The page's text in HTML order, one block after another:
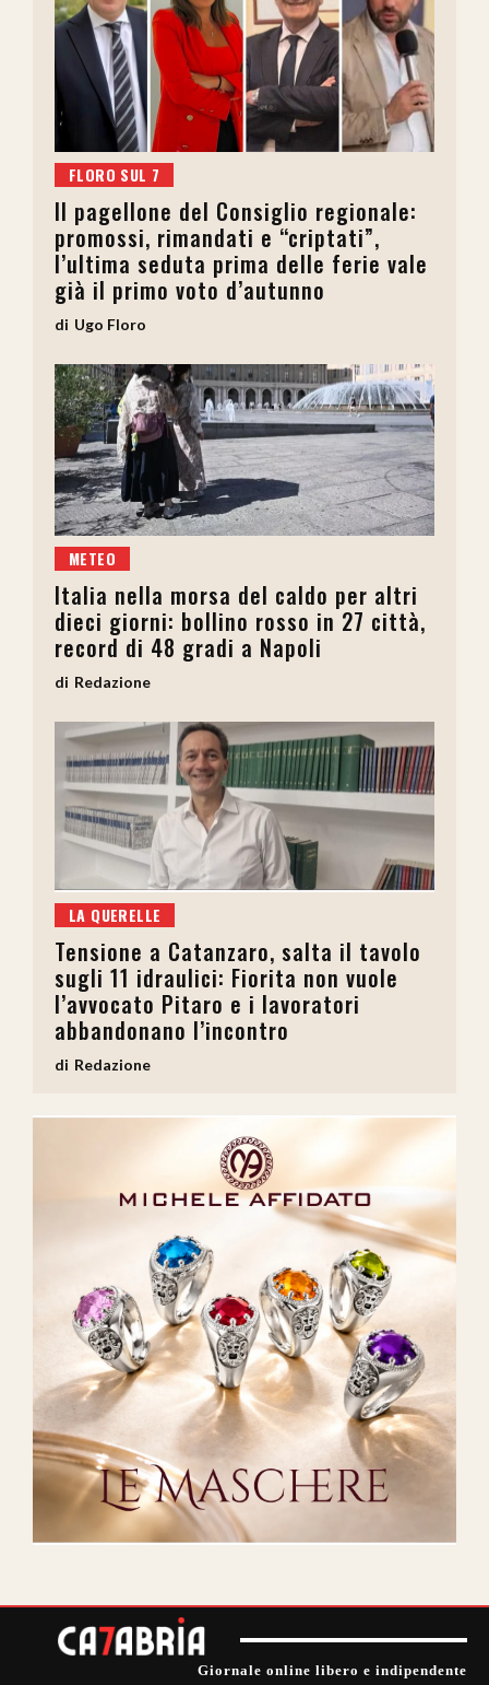
FLORO SUL 7
Il pagellone del Consiglio regionale:
promossi, rimandati e “criptati”,
l’ultima seduta prima delle ferie vale
già il primo voto d’autunno
Ugo Floro
METEO
Italia nella morsa del caldo per altri
dieci giorni: bollino rosso in 27 città,
record di 48 gradi a Napoli
Redazione
LA QUERELLE
Tensione a Catanzaro, salta il tavolo
sugli 11 idraulici: Fiorita non vuole
l’avvocato Pitaro e i lavoratori
abbandonano l’incontro
Redazione
Giornale online libero e indipendente